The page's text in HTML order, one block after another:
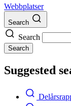
Webbplatser
Search
Search
Search
Suggested